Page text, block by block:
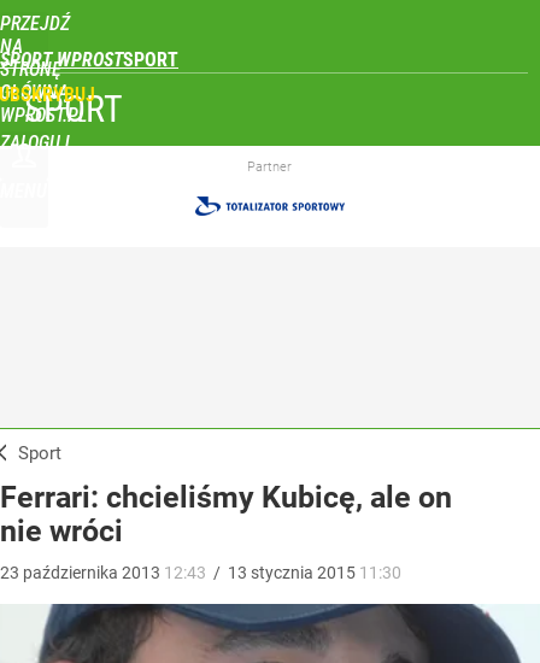
PRZEJDŹ
NA
STRONĘ
GŁÓWNĄ
WPROST.PL
SPORT WPROST
ZALOGUJ
SPORT
Partner
Sport
Ferrari: chcieliśmy Kubicę, ale on
nie wróci
23 października 2013 12:43 / 13 stycznia 2015 11:30